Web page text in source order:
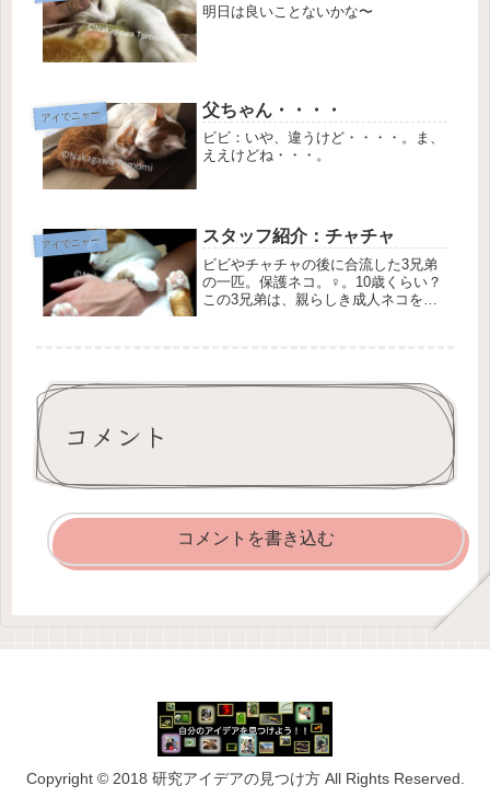
明日は良いことないかな〜
アイでニャー 父ちゃん・・・・
ビビ：いや、違うけど・・・・。ま、
ええけどね・・・。
アイでニャー スタッフ紹介：チャチャ
ビビやチャチャの後に合流した3兄弟
の一匹。保護ネコ。♀。10歳くらい？
この3兄弟は、親らしき成人ネコを含
コメント
コメントを書き込む
Copyright © 2018 研究アイデアの見つけ方 All Rights Reserved.